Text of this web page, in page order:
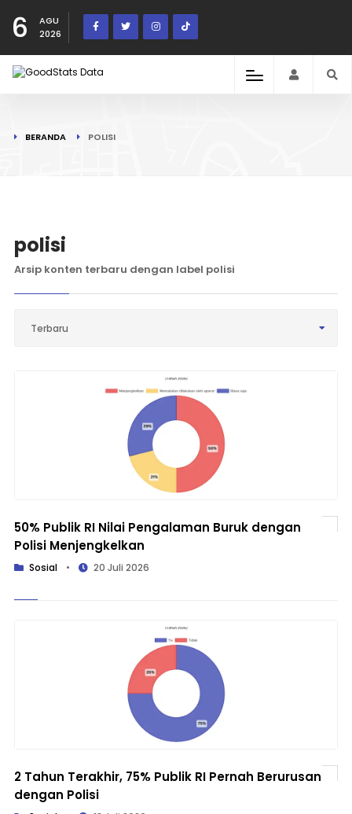
6
AGU
2026
BERANDA POLISI
polisi
Arsip konten terbaru dengan label polisi
Terbaru
50% Publik RI Nilai Pengalaman Buruk dengan
Polisi Menjengkelkan
Sosial • 20 Juli 2026
2 Tahun Terakhir, 75% Publik RI Pernah Berurusan
dengan Polisi